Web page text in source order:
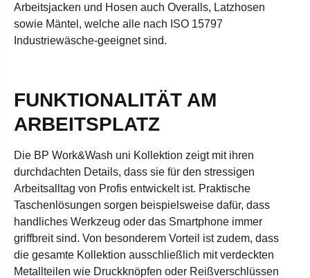
Arbeitsjacken und Hosen auch Overalls, Latzhosen
sowie Mäntel, welche alle nach ISO 15797
Industriewäsche-geeignet sind.
FUNKTIONALITÄT AM
ARBEITSPLATZ
Die BP Work&Wash uni Kollektion zeigt mit ihren
durchdachten Details, dass sie für den stressigen
Arbeitsalltag von Profis entwickelt ist. Praktische
Taschenlösungen sorgen beispielsweise dafür, dass
handliches Werkzeug oder das Smartphone immer
griffbreit sind. Von besonderem Vorteil ist zudem, dass
die gesamte Kollektion ausschließlich mit verdeckten
Metallteilen wie Druckknöpfen oder Reißverschlüssen